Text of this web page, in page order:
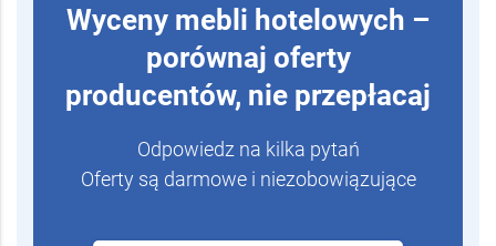
Wyceny mebli hotelowych –
porównaj oferty
producentów, nie przepłacaj
Odpowiedz na kilka pytań
Oferty są darmowe i niezobowiązujące